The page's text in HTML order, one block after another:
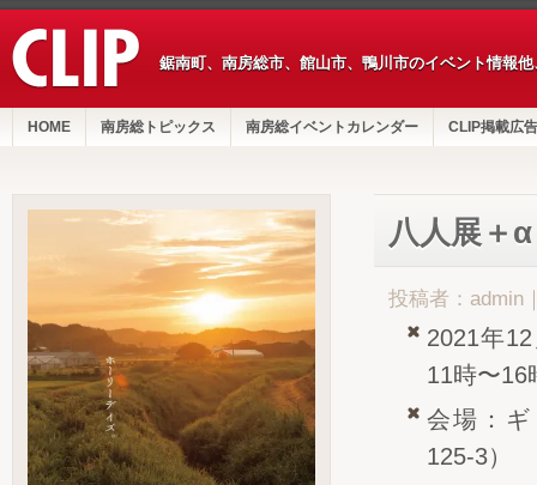
鋸南町、南房総市、館山市、鴨川市のイベント情報
HOME 南房総トピックス 南房総イベントカレンダー CLIP掲載広告
八人展
投稿者：admin
2021年
11時〜16
会場：
125-3）